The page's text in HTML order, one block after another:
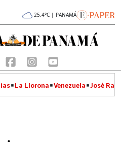
25.4°C | PANAMÁ
La Llorona Venezuela José